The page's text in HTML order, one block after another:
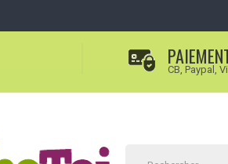
CB, Paypal,